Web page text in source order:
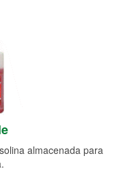
almacenada para